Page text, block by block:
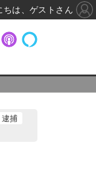
逮捕
ちは、ゲストさん